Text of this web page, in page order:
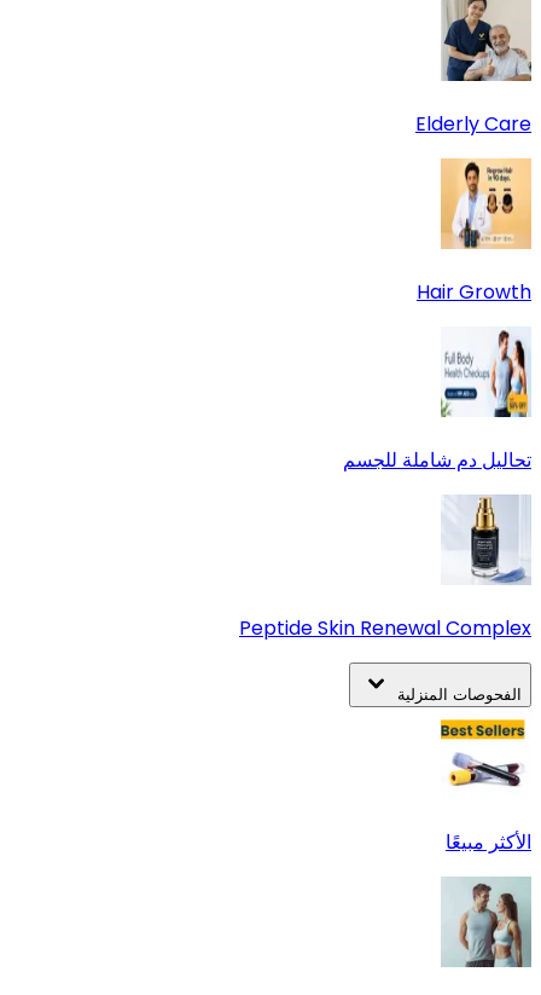
Elderly Care
Hair Growth
تحاليل دم شاملة للجسم
Peptide Skin Renewal Complex
الفحوصات المنزلية
الأكثر مبيعًا